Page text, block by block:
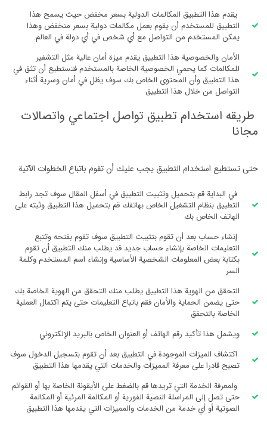
يقدم هذا التطبيق المكالمات الدولية بسعر مخفض حيث يسمح هذا
التطبيق للمستخدم أن يقوم بعمل مكالمات دولية بسعر منخفض وهذا
يمكن المستخدم من التواصل مع أي شخص في أي دولة في العالم.
الأمان والخصوصية هذا التطبيق يقدم ميزة أمان عالية مثل التشفير
للمكالمات كما يحمي الخصوصية الخاصة بالمستخدم فتستطيع أن تثق في
هذا التطبيق وأن المحتوى الخاص بك سوف يظل في أمان وسرية أثناء
التواصل من خلال هذا التطبيق
طريقه استخدام تطبيق تواصل اجتماعي واتصالات
مجانا
حتى تستطيع استخدام التطبيق يجب عليك أن تقوم باتباع الخطوات الآتية
في البداية قم بتحميل وتثبيت التطبيق في أسفل المقال سوف تجد رابط
التطبيق بنظام التشغيل الخاص بهاتفك قم بتحميل هذا التطبيق وثبته على
الهاتف الخاص بك
إنشاء حساب بعد أن تقوم بتثبيت التطبيق سوف تقوم بفتحه وتتبع
التعليمات الخاصة بإنشاء حساب جديد قد يطلب منك التطبيق أن تقوم
بكتابة بعض المعلومات الشخصية الأساسية وإنشاء اسم المستخدم وكلمة
السر
التحقق من الهوية هذا التطبيق يطلب منك التحقق من الهوية الخاصة بك
حتى يضمن الحماية والأمان فقم باتباع التعليمات حتى يتم اكتمال العملية
الخاصة بالتحقق
ويشمل هذا تأكيد رقم الهاتف أو العنوان الخاص بالبريد الإلكتروني
اكتشاف الميزات الموجودة في التطبيق بعد أن تقوم بتسجيل الدخول سوف
تصبح قادرا على معرفة المميزات والخدمات التي يقدمها هذا التطبيق
ولمعرفة الخدمة التي تريدها قم بالضغط على الأيقونة الخاصة بها أو القوائم
حتى تصل إلى المراسلة النصية الفورية أو المكالمة المرئية أو المكالمة
الصوتية أو أي خدمة من الخدمات والمميزات التي يقدمها هذا التطبيق